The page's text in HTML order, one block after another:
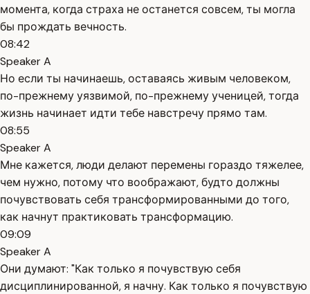
момента, когда страха не останется совсем, ты могла
бы прождать вечность.
08:42
Speaker A
Но если ты начинаешь, оставаясь живым человеком,
по-прежнему уязвимой, по-прежнему ученицей, тогда
жизнь начинает идти тебе навстречу прямо там.
08:55
Speaker A
Мне кажется, люди делают перемены гораздо тяжелее,
чем нужно, потому что воображают, будто должны
почувствовать себя трансформированными до того,
как начнут практиковать трансформацию.
09:09
Speaker A
Они думают: "Как только я почувствую себя
дисциплинированной, я начну. Как только я почувствую